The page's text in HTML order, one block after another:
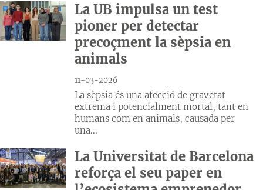
La UB impulsa un test
pioner per detectar
precoçment la sèpsia en
animals
11-03-2026
La sèpsia és una afecció de gravetat
extrema i potencialment mortal, tant en
humans com en animals, causada per
una...
La Universitat de Barcelona
reforça el seu paper en